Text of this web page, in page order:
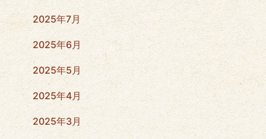
2025年7月
2025年6月
2025年5月
2025年4月
2025年3月